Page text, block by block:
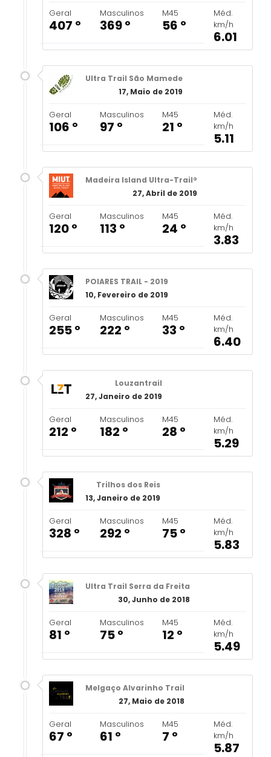
Geral
407 º
Masculinos
369 º
M45
56 º
Méd.
km/h
6.01
Ultra Trail São Mamede
17, Maio de 2019
Geral
106 º
Masculinos
97 º
M45
21 º
Méd.
km/h
5.11
Madeira Island Ultra-Trail®
27, Abril de 2019
Geral
120 º
Masculinos
113 º
M45
24 º
Méd.
km/h
3.83
POIARES TRAIL - 2019
10, Fevereiro de 2019
Geral
255 º
Masculinos
222 º
M45
33 º
Méd.
km/h
6.40
Louzantrail
27, Janeiro de 2019
Geral
212 º
Masculinos
182 º
M45
28 º
Méd.
km/h
5.29
Trilhos dos Reis
13, Janeiro de 2019
Geral
328 º
Masculinos
292 º
M45
75 º
Méd.
km/h
5.83
Ultra Trail Serra da Freita
30, Junho de 2018
Geral
81 º
Masculinos
75 º
M45
12 º
Méd.
km/h
5.49
Melgaço Alvarinho Trail
27, Maio de 2018
Geral
67 º
Masculinos
61 º
M45
7 º
Méd.
km/h
5.87